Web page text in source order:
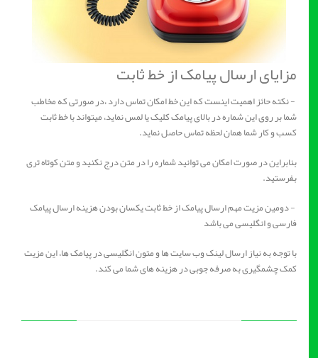
مزایای ارسال پیامک از خط ثابت
- نکته حائز اهمیت اینست که این خط امکان تماس دارد ،در صورتی که مخاطب
شما بر روی این شماره در بالای پیامک کلیک یا لمس نماید، میتواند با خط ثابت
کسب و کار شما همان لحظه تماس حاصل نماید.
بنابراین در صورت امکان می توانید شماره را در متن درج نکنید و متن کوتاه تری
بفرستید.
- دومین مزیت مهم ارسال پیامک از خط ثابت یکسان بودن هزینه ارسال پیامک
فارسی و انگلیسی می باشد
با توجه به نیاز ارسال لینک وب سایت ها و متون انگلیسی در پیامک ها، این مزیت
کمک چشمگیری به صرفه جوبی در هزینه های شما می کند.